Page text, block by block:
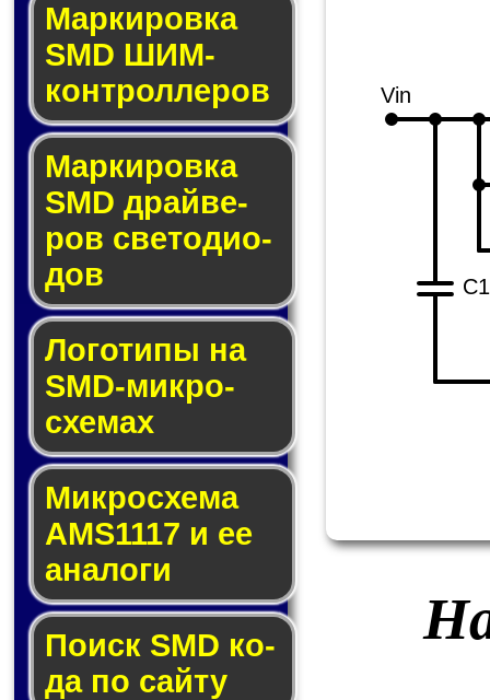
Маркировка
SMD ШИМ-
кон­трол­ле­ров
Маркировка
SMD драй­ве­
ров све­то­ди­о­
дов
Логотипы на
SMD-мик­ро­
схе­мах
Микросхема
AMS1117 и ее
ана­ло­ги
Поиск SMD ко­
да по сай­ту
C1
Vin